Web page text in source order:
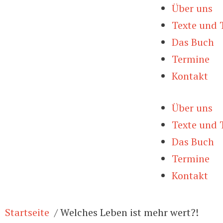
Über uns
Texte und
Das Buch
Termine
Kontakt
Über uns
Texte und
Das Buch
Termine
Kontakt
Startseite Welches Leben ist mehr wert?!